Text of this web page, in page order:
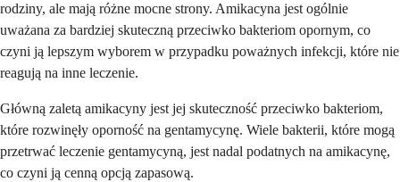
rodziny, ale mają różne mocne strony. Amikacyna jest ogólnie
uważana za bardziej skuteczną przeciwko bakteriom opornym, co
czyni ją lepszym wyborem w przypadku poważnych infekcji, które nie
reagują na inne leczenie.
Główną zaletą amikacyny jest jej skuteczność przeciwko bakteriom,
które rozwinęły oporność na gentamycynę. Wiele bakterii, które mogą
przetrwać leczenie gentamycyną, jest nadal podatnych na amikacynę,
co czyni ją cenną opcją zapasową.